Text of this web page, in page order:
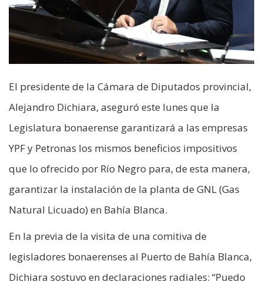
El presidente de la Cámara de Diputados provincial,
Alejandro Dichiara, aseguró este lunes que la
Legislatura bonaerense garantizará a las empresas
YPF y Petronas los mismos beneficios impositivos
que lo ofrecido por Río Negro para, de esta manera,
garantizar la instalación de la planta de GNL (Gas
Natural Licuado) en Bahía Blanca.
En la previa de la visita de una comitiva de
legisladores bonaerenses al Puerto de Bahía Blanca,
Dichiara sostuvo en declaraciones radiales: “Puedo